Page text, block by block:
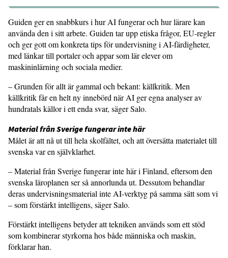
Guiden ger en snabbkurs i hur AI fungerar och hur lärare kan
använda den i sitt arbete. Guiden tar upp etiska frågor, EU-regler
och ger gott om konkreta tips för undervisning i AI-färdigheter,
med länkar till portaler och appar som lär elever om
maskininlärning och sociala medier.
– Grunden för allt är gammal och bekant: källkritik. Men
källkritik får en helt ny innebörd när AI ger egna analyser av
hundratals källor i ett enda svar, säger Salo.
Material från Sverige fungerar inte här
Målet är att nå ut till hela skolfältet, och att översätta materialet till
svenska var en självklarhet.
– Material från Sverige fungerar inte här i Finland, eftersom den
svenska läroplanen ser så annorlunda ut. Dessutom behandlar
deras undervisningsmaterial inte AI-verktyg på samma sätt som vi
– som förstärkt intelligens, säger Salo.
Förstärkt intelligens betyder att tekniken används som ett stöd
som kombinerar styrkorna hos både människa och maskin,
förklarar han.